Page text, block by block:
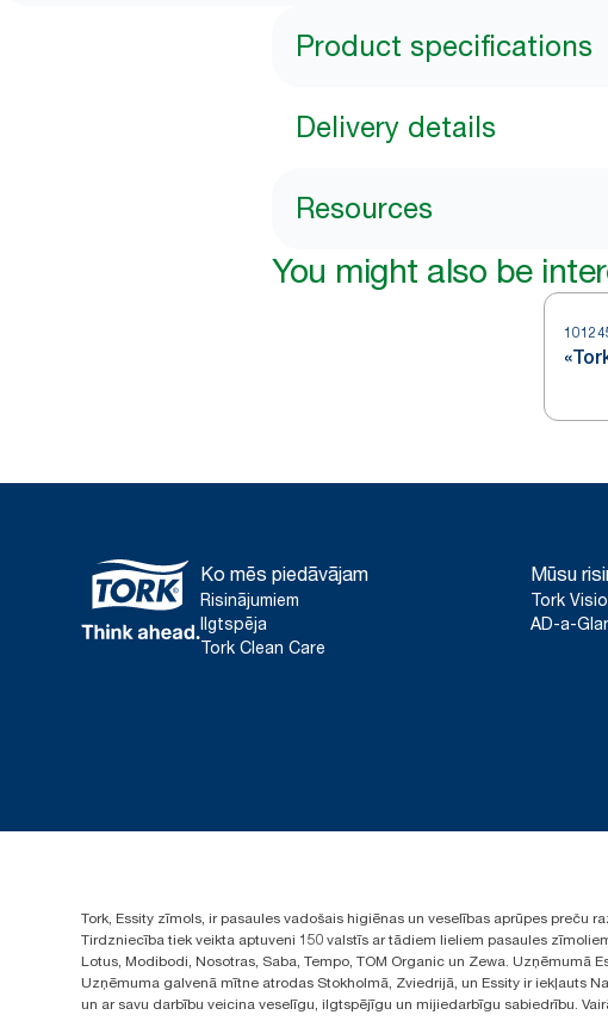
Product specifications
Delivery details
Resources
You might also be
Ko mēs piedāvājam
Risinājumiem
Ilgtspēja
Tork Clean Care
Mūsu
Tork
AD-a-
Tork, Essity zīmols, ir pasaules vadošais higiēnas un veselības aprūpes preču
Tirdzniecība tiek veikta aptuveni 150 valstīs ar tādiem lieliem pasaules
Lotus, Modibodi, Nosotras, Saba, Tempo, TOM Organic un Zewa. Uzņēmumā
Uzņēmuma galvenā mītne atrodas Stokholmā, Zviedrijā, un Essity ir iekļauts
un ar savu darbību veicina veselīgu, ilgtspējīgu un mijiedarbīgu sabiedrību.